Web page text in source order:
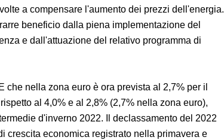
a compensare l'aumento dei prezzi dell'energia.
beneficio dalla piena implementazione del
e dall'attuazione del relativo programma di
che nella zona euro è ora prevista al 2,7% per il
al 4,0% e al 2,8% (2,7% nella zona euro),
d'inverno 2022. Il declassamento del 2022
crescita economica registrato nella primavera e